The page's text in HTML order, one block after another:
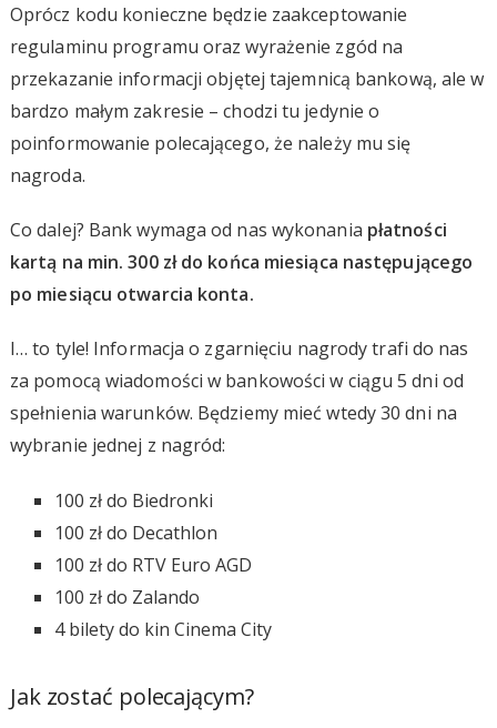
Oprócz kodu konieczne będzie zaakceptowanie
regulaminu programu oraz wyrażenie zgód na
przekazanie informacji objętej tajemnicą bankową, ale w
bardzo małym zakresie – chodzi tu jedynie o
poinformowanie polecającego, że należy mu się
nagroda.
Co dalej? Bank wymaga od nas wykonania płatności
kartą na min. 300 zł do końca miesiąca następującego
po miesiącu otwarcia konta.
I… to tyle! Informacja o zgarnięciu nagrody trafi do nas
za pomocą wiadomości w bankowości w ciągu 5 dni od
spełnienia warunków. Będziemy mieć wtedy 30 dni na
wybranie jednej z nagród:
100 zł do Biedronki
100 zł do Decathlon
100 zł do RTV Euro AGD
100 zł do Zalando
4 bilety do kin Cinema City
Jak zostać polecającym?